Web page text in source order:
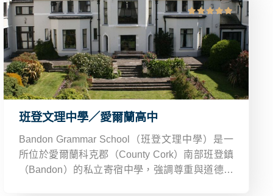
班登文理中學／愛爾蘭高中
Bandon Grammar School（班登文理中學）是一
所位於愛爾蘭科克郡（County Cork）南部班登鎮
（Bandon）的私立寄宿中學，強調尊重與道德價